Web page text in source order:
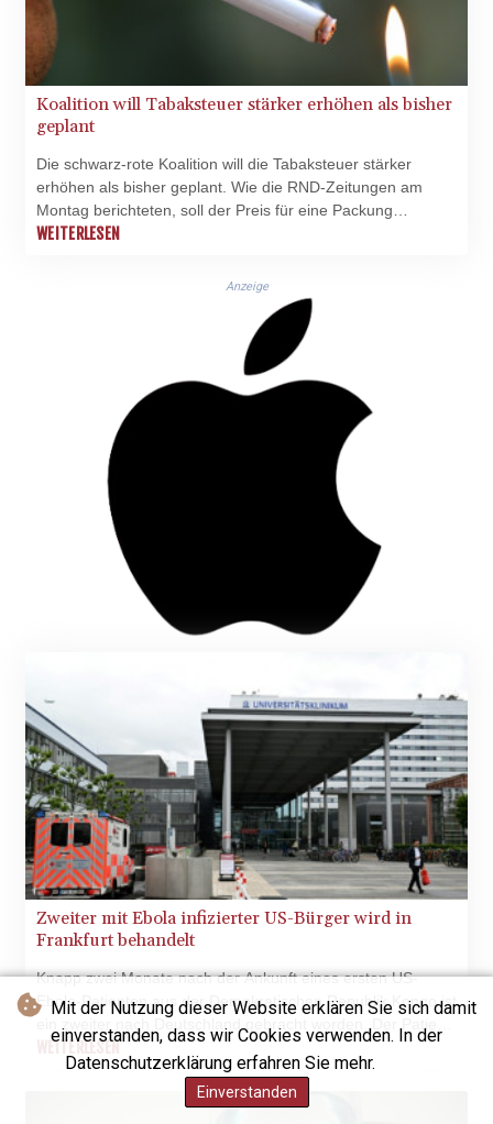
Mit der Nutzung dieser Website erklären Sie sich damit
einverstanden, dass wir Cookies verwenden. In der
Datenschutzerklärung erfahren Sie mehr.
Einverstanden
Koalition will Tabaksteuer stärker erhöhen als bisher
geplant
Die schwarz-rote Koalition will die Tabaksteuer stärker
erhöhen als bisher geplant. Wie die RND-Zeitungen am
Montag berichteten, soll der Preis für eine Packung
Zigaretten bis 2030 schrittweise von aktuell rund acht Euro
als kürzlich vom Bundeskabinett beschlossen.
WEITERLESEN
Anzeige
Zweiter mit Ebola infizierter US-Bürger wird in
Frankfurt behandelt
Knapp zwei Monate nach der Ankunft eines ersten US-
Ebola-Patienten aus der Demokratischen Republik Kongo ist
ein zweiter nach Deutschland gebracht worden. Der Patient
wurde nach Angaben des Bundesgesundheitsministeriums
am Montag in der Universitätsklinik in Frankfurt am Main
aufgenommen. Er werde dort "vollständig isoliert" auf der
WEITERLESEN